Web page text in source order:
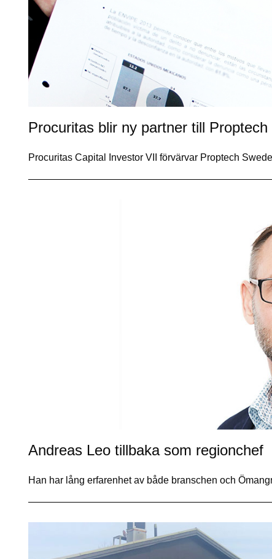
Procuritas blir ny partner till Proptech
Procuritas Capital Investor VII förvärvar Proptech
Andreas Leo tillbaka som regionchef
Han har lång erfarenhet av både branschen och